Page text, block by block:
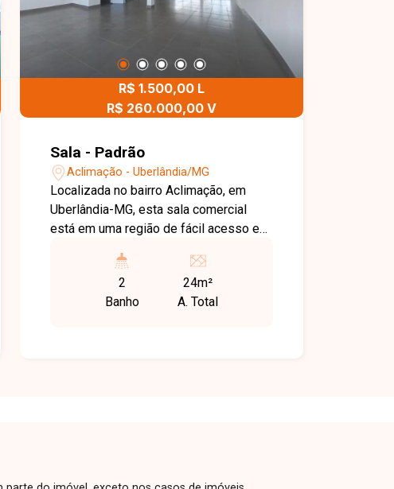
R$ 1.500,00 L
R$ 260.000,00 V
Sala - Padrão
Aclimação - Uberlândia/MG
Localizada no bairro Aclimação, em
Uberlândia-MG, esta sala comercial
está em uma região de fácil acesso e
excelente infraestrutura e proximidade
de comércios, serviços e importantes
vias da cidade. Uma localização
2
Banho
24m²
A. Total